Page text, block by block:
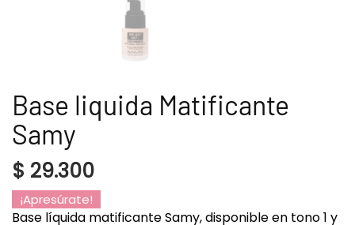
Base liquida Matificante
Samy
$ 29.300
¡Apresúrate!
Base líquida matificante Samy, disponible en tono 1 y